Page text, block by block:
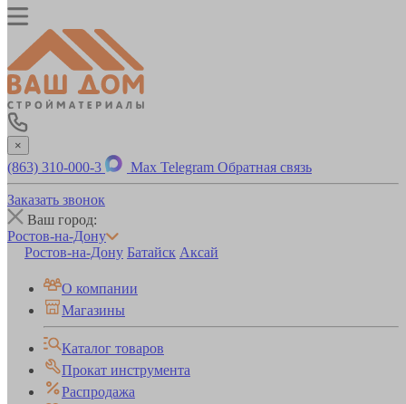
×
(863) 310-000-3 Max Telegram Обратная связь
Заказать звонок
Ваш город:
Ростов-на-Дону
Ростов-на-Дону Батайск Аксай
О компании
Магазины
Каталог товаров
Прокат инструмента
Распродажа